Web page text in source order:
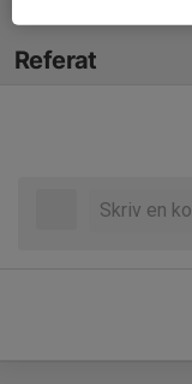
Referat